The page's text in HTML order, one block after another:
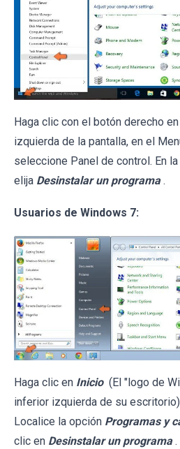
Haga clic con el botón derecho
izquierda de la pantalla, en el
seleccione Panel de control. En la
elija Desinstalar un programa .
Usuarios de Windows 7:
Haga clic en Inicio (El "logo de
inferior izquierda de su
Localice la opción Programas y
clic en Desinstalar un programa .